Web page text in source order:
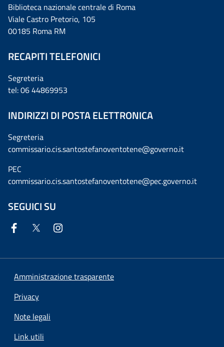
Biblioteca nazionale centrale di Roma
Viale Castro Pretorio, 105
00185 Roma RM
RECAPITI TELEFONICI
Segreteria
tel: 06 44869953
INDIRIZZI DI POSTA ELETTRONICA
Segreteria
commissario.cis.santostefanoventotene@governo.it
PEC
commissario.cis.santostefanoventotene@pec.governo.it
SEGUICI SU
Amministrazione trasparente
Privacy
Note legali
Link utili